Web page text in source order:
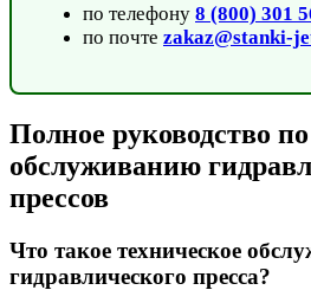
по телефону 8 (800) 301
по почте zakaz@stanki-
Полное руководство
обслуживанию
прессов
Что такое техническое
гидравлического пресса?